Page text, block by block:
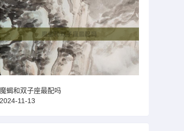
魔蝎和双子座最配吗
2024-11-13